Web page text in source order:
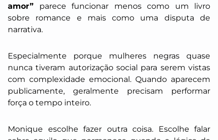
amor” parece funcionar menos como um livro
sobre romance e mais como uma disputa de
narrativa.
Especialmente porque mulheres negras quase
nunca tiveram autorização social para serem vistas
com complexidade emocional. Quando aparecem
publicamente, geralmente precisam performar
força o tempo inteiro.
Monique escolhe fazer outra coisa. Escolhe falar